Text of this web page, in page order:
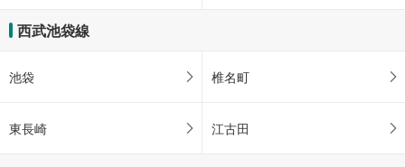
西武池袋線
池袋 椎名町
東長崎 江古田